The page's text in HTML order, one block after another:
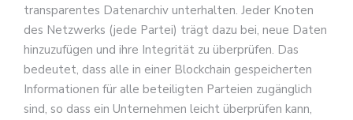
transparentes Datenarchiv unterhalten. Jeder Knoten
des Netzwerks (jede Partei) trägt dazu bei, neue Daten
hinzuzufügen und ihre Integrität zu überprüfen. Das
bedeutet, dass alle in einer Blockchain gespeicherten
Informationen für alle beteiligten Parteien zugänglich
sind, so dass ein Unternehmen leicht überprüfen kann,